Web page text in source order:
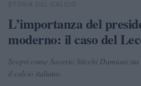
Cerca
STORIA DEL CALCIO
L’importanza del
moderno: il caso del
Scopri come Saverio Sticchi Damiani
il calcio italiano.